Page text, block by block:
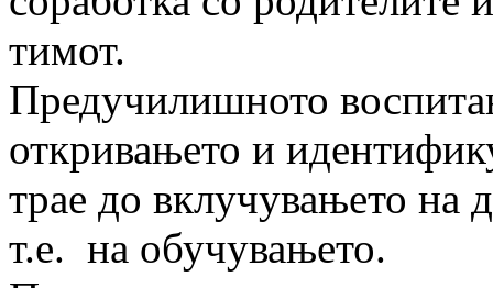
тимот.
Предучилишното
откривањето и
трае до вклучувањето на
т.е. на обучувањето.